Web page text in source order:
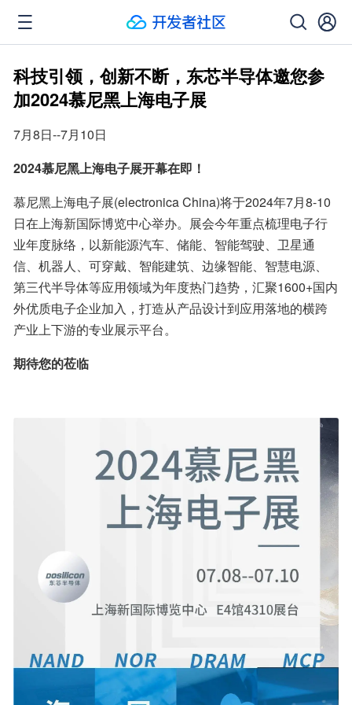
科技引领，创新不断，东芯半导体邀您参
加2024慕尼黑上海电子展
7月8日--7月10日
2024慕尼黑上海电子展开幕在即！
慕尼黑上海电子展(electronica China)将于2024年7月8-10
日在上海新国际博览中心举办。展会今年重点梳理电子行
业年度脉络，以新能源汽车、储能、智能驾驶、卫星通
信、机器人、可穿戴、智能建筑、边缘智能、智慧电源、
第三代半导体等应用领域为年度热门趋势，汇聚1600+国内
外优质电子企业加入，打造从产品设计到应用落地的横跨
产业上下游的专业展示平台。
期待您的莅临